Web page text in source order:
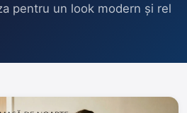
pentru un look modern și rel